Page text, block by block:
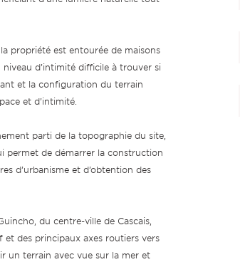
propriété est entourée de maisons
d’intimité difficile à trouver si
et la configuration du terrain
et d’intimité.
parti de la topographie du site,
permet de démarrer la construction
d’urbanisme et d’obtention des
du centre-ville de Cascais,
et des principaux axes routiers vers
un terrain avec vue sur la mer et